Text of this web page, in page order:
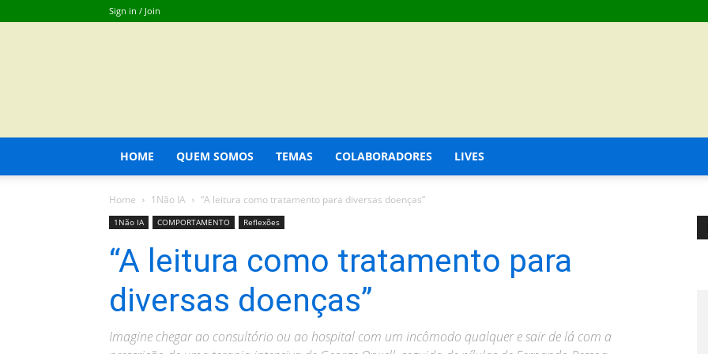
Sign in / Join
HOME QUEM SOMOS TEMAS COLABORADORES LIVES
Home 1Não IA “A leitura como tratamento para diversas doenças”
1Não IA COMPORTAMENTO Reflexões
“A leitura como tratamento para
diversas doenças”
Imagine chegar ao consultório ou ao hospital com um incômodo qualquer e sair de lá com a